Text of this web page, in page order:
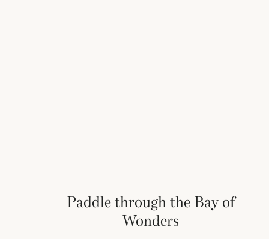
Paddle through the Bay of
Wonders